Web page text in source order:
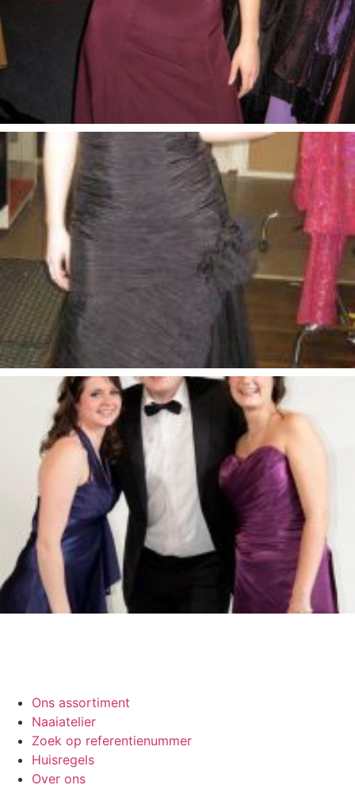
Ons assortiment
Naaiatelier
Zoek op referentienummer
Huisregels
Over ons